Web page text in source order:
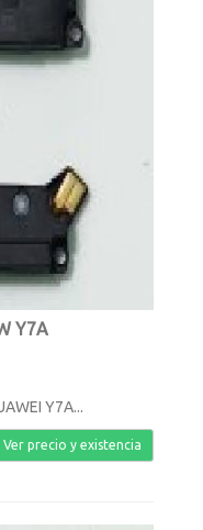
Y7A
Y7A...
Ver precio y existencia